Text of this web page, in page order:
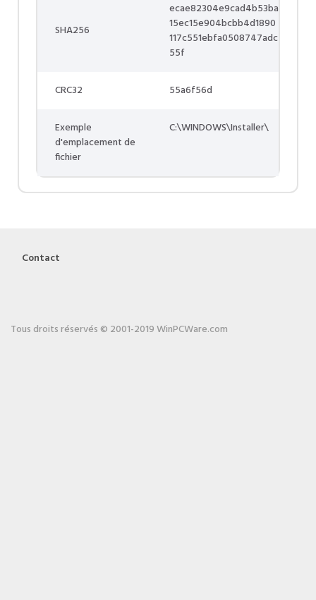
SHA256
ecae82304e9cad4b53ba
15ec15e904bcbb4d1890
117c551ebfa0508747adc
55f
CRC32 55a6f56d
Exemple
d'emplacement de
fichier
C:\WINDOWS\Installer\
Contact
Tous droits réservés © 2001-2019 WinPCWare.com